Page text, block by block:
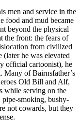
men and service in the
food and mud became
beyond the physical
the front: the fears of
from civilized
he was elevated
official cartoonist), he
Many of Bairnsfather’s
Old Bill and Alf,
while serving on the
pipe-smoking, bushy-
not cowards, but they